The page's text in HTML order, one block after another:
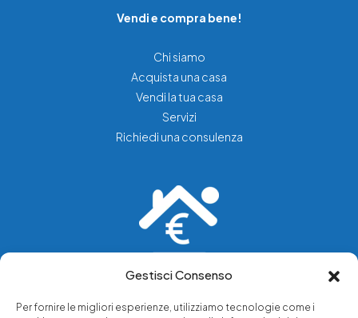
Gestisci Consenso
Per fornire le migliori esperienze, utilizziamo tecnologie come i
Vendi e compra bene!
Chi siamo
Acquista una casa
Vendi la tua casa
Servizi
Richiedi una consulenza